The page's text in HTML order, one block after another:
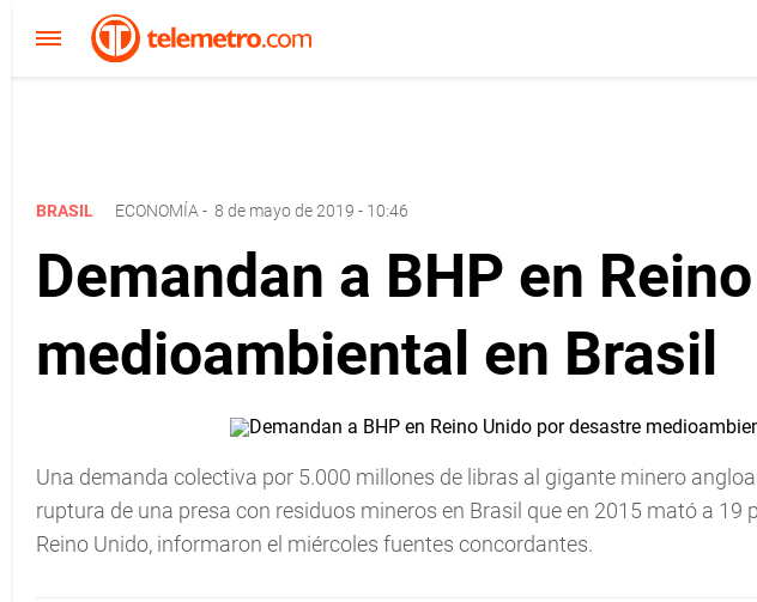
BRASIL ECONOMÍA - 8 de mayo de 2019 - 10:46
Demandan a BHP en
medioambiental en Brasil
Una demanda colectiva por 5.000 millones de libras al gigante minero
ruptura de una presa con residuos mineros en Brasil que en 2015 mató a 19
Reino Unido, informaron el miércoles fuentes concordantes.